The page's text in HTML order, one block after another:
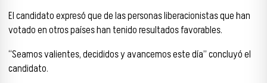
El candidato expresó que de las personas liberacionistas que han
votado en otros países han tenido resultados favorables.
“Seamos valientes, decididos y avancemos este día” concluyó el
candidato.